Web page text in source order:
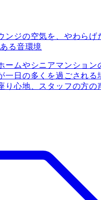
ンジの空気を、やわら
る音環境
ームやシニアマンション
一日の多くを過ごされる
り心地、スタッフの方の